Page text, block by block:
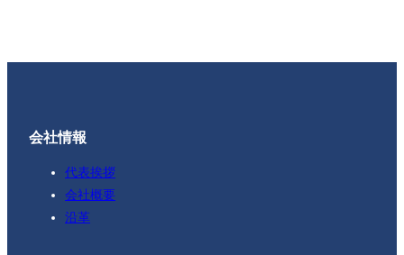
会社情報
代表挨拶
会社概要
沿革